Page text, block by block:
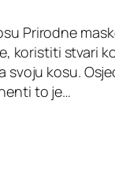
Prirodne
koristiti stvari
kosu.
to je…